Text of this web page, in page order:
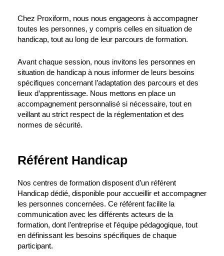
Chez Proxiform, nous nous engageons à accompagner
toutes les personnes, y compris celles en situation de
handicap, tout au long de leur parcours de formation.
Avant chaque session, nous invitons les personnes en
situation de handicap à nous informer de leurs besoins
spécifiques concernant l’adaptation des parcours et des
lieux d’apprentissage. Nous mettons en place un
accompagnement personnalisé si nécessaire, tout en
veillant au strict respect de la réglementation et des
normes de sécurité.
Référent Handicap
Nos centres de formation disposent d’un référent
Handicap dédié, disponible pour accueillir et accompagner
les personnes concernées. Ce référent facilite la
communication avec les différents acteurs de la
formation, dont l’entreprise et l’équipe pédagogique, tout
en définissant les besoins spécifiques de chaque
participant.